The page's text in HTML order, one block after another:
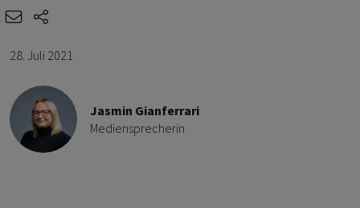
e-mail
28. Juli 2021
Jasmin Gianferrari
Mediensprecherin